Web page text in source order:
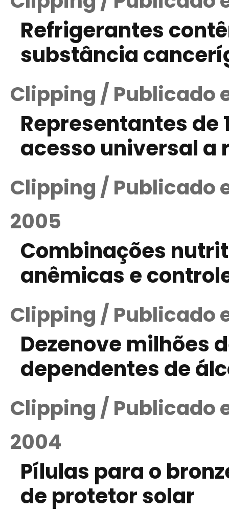
Refrigerantes
substância
Clipping / Publicado
Representantes de
acesso universal a
Clipping / Publicado
2005
Combinações
anêmicas e
Clipping / Publicado
Dezenove milhões
dependentes de
Clipping / Publicado
2004
Pílulas para o
de protetor solar